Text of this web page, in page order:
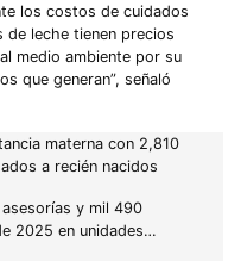
los costos de cuidados
leche tienen precios
medio ambiente por su
que generan”, señaló
materna con 2,810
a recién nacidos
y mil 490
2025 en unidades…